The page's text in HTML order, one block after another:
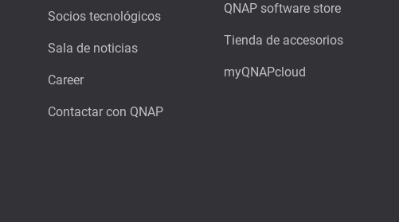
Socios tecnológicos
Sala de noticias
Career
Contactar con QNAP
QNAP software store
Tienda de accesorios
myQNAPcloud